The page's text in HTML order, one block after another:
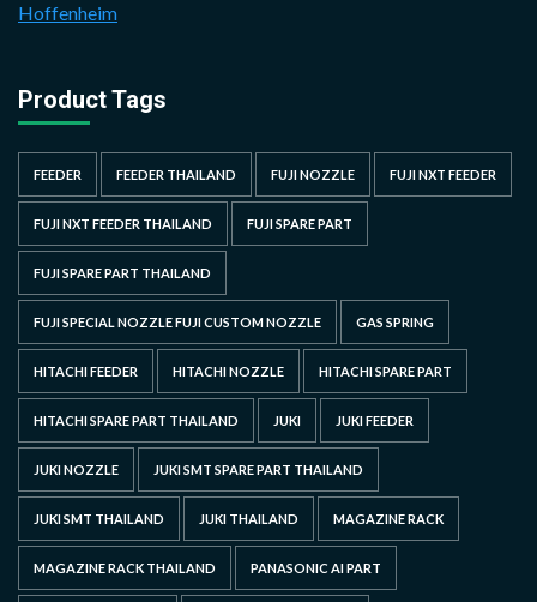
Hoffenheim
Product Tags
FEEDER FEEDER THAILAND FUJI NOZZLE FUJI NXT FEEDER
FUJI NXT FEEDER THAILAND FUJI SPARE PART
FUJI SPARE PART THAILAND
FUJI SPECIAL NOZZLE FUJI CUSTOM NOZZLE GAS SPRING
HITACHI FEEDER HITACHI NOZZLE HITACHI SPARE PART
HITACHI SPARE PART THAILAND JUKI JUKI FEEDER
JUKI NOZZLE JUKI SMT SPARE PART THAILAND
JUKI SMT THAILAND JUKI THAILAND MAGAZINE RACK
MAGAZINE RACK THAILAND PANASONIC AI PART